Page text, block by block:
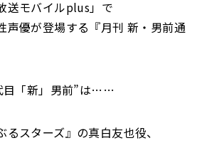
送モバイルplus」で
声優が登場する『月刊 新・男前通
目「新」男前”は……
スターズ』の真白友也役、